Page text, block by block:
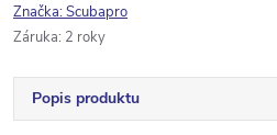
Značka:Scubapro
Záruka: 2 roky
Popis produktu